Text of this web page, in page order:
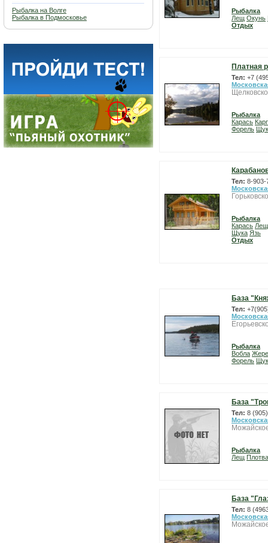
Рыбалка на Волге
Рыбалка в Подмосковье
Рыбалка
Лещ Окунь
Отдых
Платная
Тел: +7
Рыбалка
Карась
Форель
Тел: 8-903-
Рыбалка
Карась Лещ
Щука Язь
Отдых
База
Тел:
Рыбалка
Вобла
Форель
База
Тел: 8
Рыбалка
Лещ Плотва
База
Тел: 8